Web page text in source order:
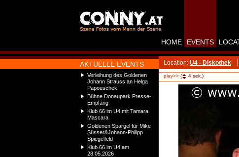
AKTUELLE EVENTS
Verleihung des Goldenen
Johann Strauss an Helga
Papouschek
Bühne Donaupark Presse-
Empfang
Klub 66 im U4 mit Tamara
Mascara
Goldenen Spargel für Mike
Süsser&Johann-Philipp
Spiegelfeld
Klub 66 im U4 am
28.05.2026
HOME EVENTS
Location: U4 - Diskothek
play>> ( 4 sek.)